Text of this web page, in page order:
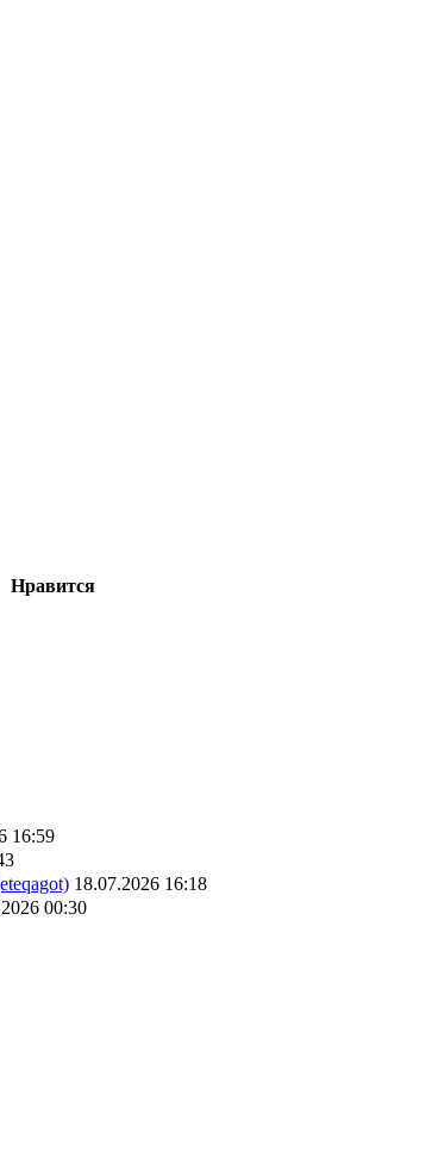
Нравится
16:59
18.07.2026 16:18
00:30